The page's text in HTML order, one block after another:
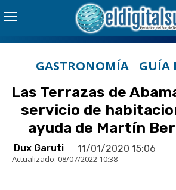
GASTRONOMÍA GUÍA
Las Terrazas de
servicio de
ayuda de Martín
Dux Garuti 11/01/2020 15:06
Actualizado: 08/07/2022 10:38